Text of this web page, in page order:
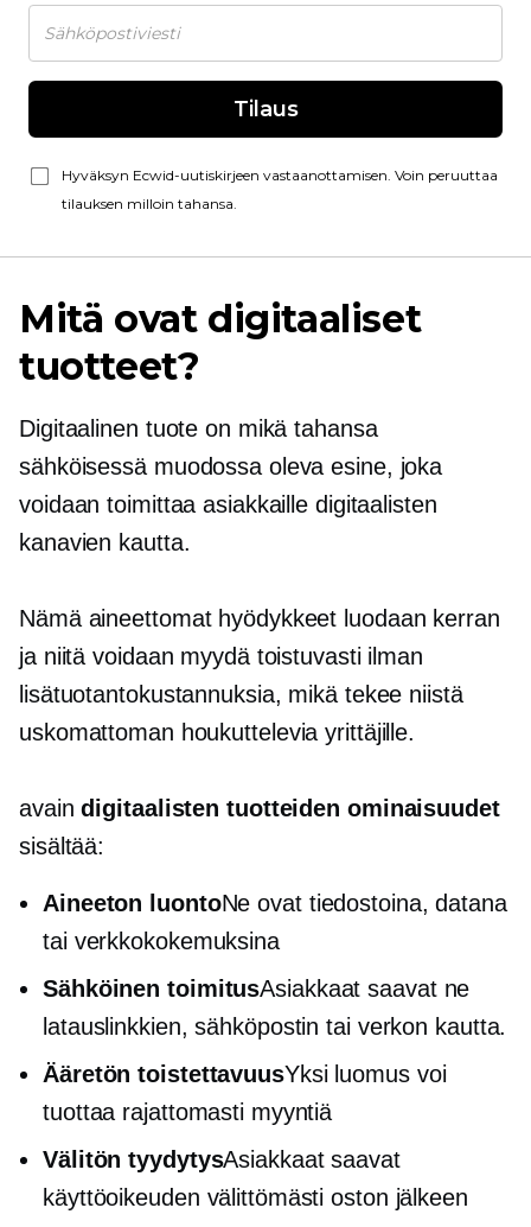
Tilaus
Hyväksyn Ecwid-uutiskirjeen vastaanottamisen. Voin peruuttaa
tilauksen milloin tahansa.
Mitä ovat digitaaliset
tuotteet?
Digitaalinen tuote on mikä tahansa
sähköisessä muodossa oleva esine, joka
voidaan toimittaa asiakkaille digitaalisten
kanavien kautta.
Nämä aineettomat hyödykkeet luodaan kerran
ja niitä voidaan myydä toistuvasti ilman
lisätuotantokustannuksia, mikä tekee niistä
uskomattoman houkuttelevia yrittäjille.
avaindigitaalisten tuotteiden ominaisuudet
sisältää:
Aineeton luontoNe ovat tiedostoina, datana
tai verkkokokemuksina
Sähköinen toimitusAsiakkaat saavat ne
latauslinkkien, sähköpostin tai verkon kautta.
Ääretön toistettavuusYksi luomus voi
tuottaa rajattomasti myyntiä
Välitön tyydytysAsiakkaat saavat
käyttöoikeuden välittömästi oston jälkeen